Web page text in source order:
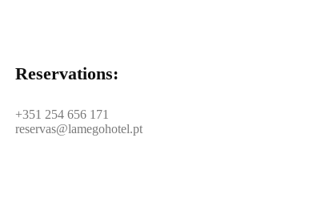
Reservations:
+351 254 656 171
reservas@lamegohotel.pt